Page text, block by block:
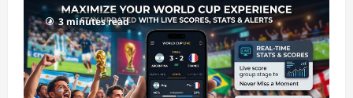
RTP
terupdate
3 minutes read